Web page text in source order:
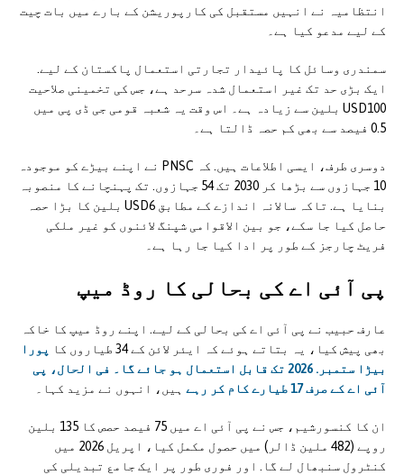
انتظامیہ نے انہیں مستقبل کی کارپوریشن کے بارے میں بات چیت
کے لیے مدعو کیا ہے۔
سمندری وسائل کا پائیدار تجارتی استعمال پاکستان کے لیے.
ایک بڑی حد تک غیر استعمال شدہ سرحد ہے، جس کی تخمینی صلاحیت
USD100 بلین سے زیادہ ہے۔ اس وقت یہ شعبہ قومی جی ڈی پی میں
0.5 فیصد سے بھی کم حصہ ڈالتا ہے۔
دوسری طرف، ایسی اطلاعات ہیں. کہ PNSC نے اپنے بیڑے کو موجودہ
10 جہازوں سے بڑھا کر 2030 تک 54 جہازوں. تک پہنچانے کا منصوبہ
بنایا ہے. تاکہ سالانہ اندازے کے مطابق USD6 بلین کا بڑا حصہ
حاصل کیا جا سکے، جو بین الاقوامی شپنگ لائنوں کو غیر ملکی
فریٹ چارجز کے طور پر ادا کیا جا رہا ہے۔
پی آئی اے کی بحالی کا روڈ میپ
عارف حبیب نے پی آئی اے کی بحالی کے لیے. اپنے روڈ میپ کا خاکہ
بھی پیش کیا، یہ بتاتے ہوئے کہ ایئر لائن کے 34 طیاروں کا
پورا
بیڑا ستمبر. 2026 تک قابل استعمال ہو جائے گا۔ فی الحال، پی
آئی اے کے صرف 17 طیارے کام کر رہے
ہیں، انہوں نے مزید کہا۔
ان کا کنسورشیم، جس نے پی آئی اے میں 75 فیصد حصص کا 135 بلین
روپے (482 ملین ڈالر) میں حصول مکمل کیا، اپریل 2026 میں
کنٹرول سنبھال لے گا. اور فوری طور پر ایک جامع تبدیلی کی